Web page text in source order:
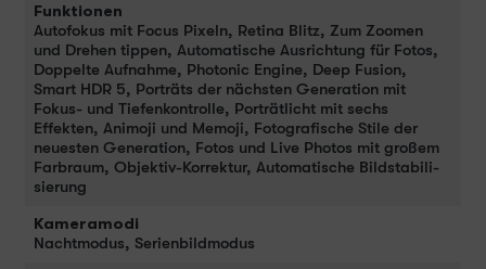
Funktionen
Auto­fokus mit Focus Pixeln, Retina Blitz, Zum Zoomen
und Drehen tippen, Automatische Ausrichtung für Fotos,
Doppelte Aufnahme, Photonic Engine, Deep Fusion,
Smart HDR 5, Porträts der nächsten Gene­ra­tion mit
Fokus- und Tiefenkontrolle, Porträt­licht mit sechs
Effekten, Animoji und Memoji, Fotografische Stile der
neu­esten Gene­ra­tion, Fotos und Live Photos mit großem
Farb­raum, Objektiv-Korrektur, Auto­matische Bild­stabi­li­
sierung
Kameramodi
Nacht­modus, Serienbildmodus